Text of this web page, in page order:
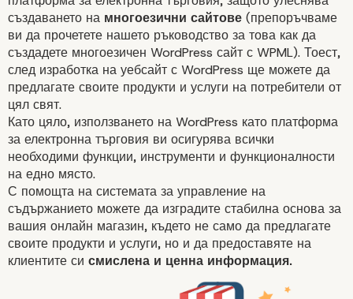
3. WordPress може да
почти всеки хост
създаването на многоезични сайтове (препоръчваме
ви да прочетете нашето ръководство за това как да
създадете многоезичен WordPress сайт с WPML). Тоест,
след изработка на уебсайт с WordPress ще можете да
предлагате своите продукти и услуги на потребители от
цял свят.
Като цяло, използването на WordPress като платформа
за електронна търговия ви осигурява всички
необходими функции, инструменти и функционалности
на едно място.
С помощта на системата за управление на
съдържанието можете да изградите стабилна основа за
вашия онлайн магазин, където не само да предлагате
своите продукти и услуги, но и да предоставяте на
клиентите си смислена и ценна информация.